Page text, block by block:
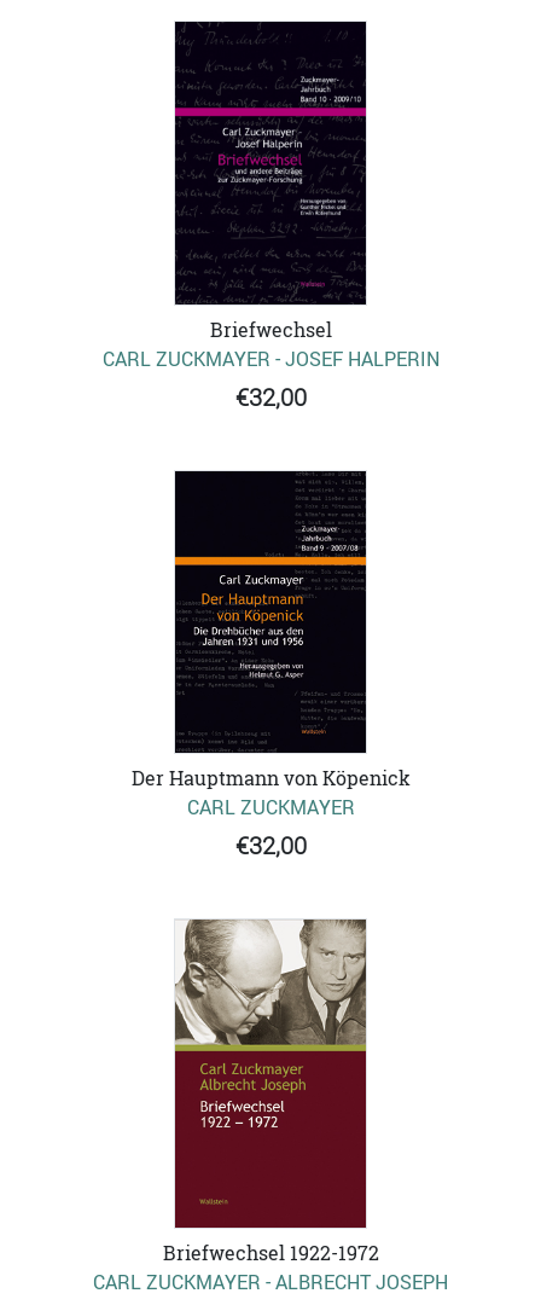
Briefwechsel
CARL ZUCKMAYER - JOSEF HALPERIN
€32,00
Der Hauptmann von Köpenick
CARL ZUCKMAYER
€32,00
Briefwechsel 1922-1972
CARL ZUCKMAYER - ALBRECHT JOSEPH